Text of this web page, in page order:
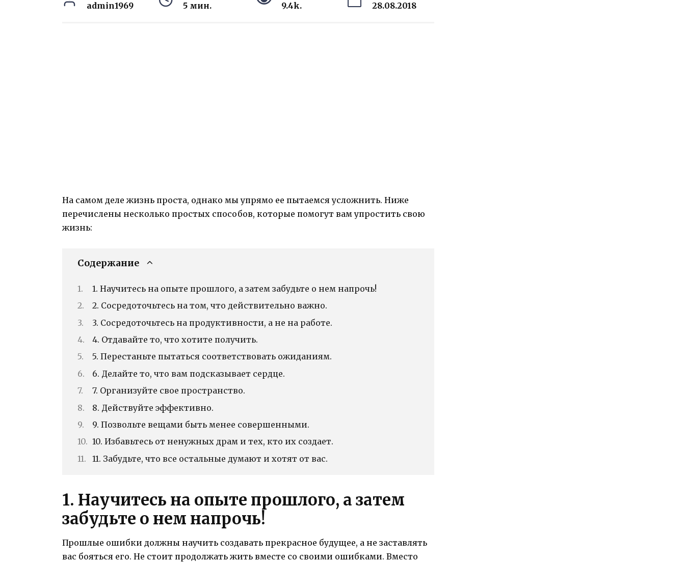
admin1969 5 мин. 9.4k. 28.08.2018
На самом деле жизнь проста, однако мы упрямо ее пытаемся усложнить. Ниже
перечислены несколько простых способов, которые помогут вам упростить свою
жизнь:
Содержание
1. Научитесь на опыте прошлого, а затем забудьте о нем напрочь!
2. Сосредоточьтесь на том, что действительно важно.
3. Сосредоточьтесь на продуктивности, а не на работе.
4. Отдавайте то, что хотите получить.
5. Перестаньте пытаться соответствовать ожиданиям.
6. Делайте то, что вам подсказывает сердце.
7. Организуйте свое пространство.
8. Действуйте эффективно.
9. Позвольте вещами быть менее совершенными.
10. Избавьтесь от ненужных драм и тех, кто их создает.
11. Забудьте, что все остальные думают и хотят от вас.
1. Научитесь на опыте прошлого, а затем
забудьте о нем напрочь!
Прошлые ошибки должны научить создавать прекрасное будущее, а не заставлять
вас бояться его. Не стоит продолжать жить вместе со своими ошибками. Вместо